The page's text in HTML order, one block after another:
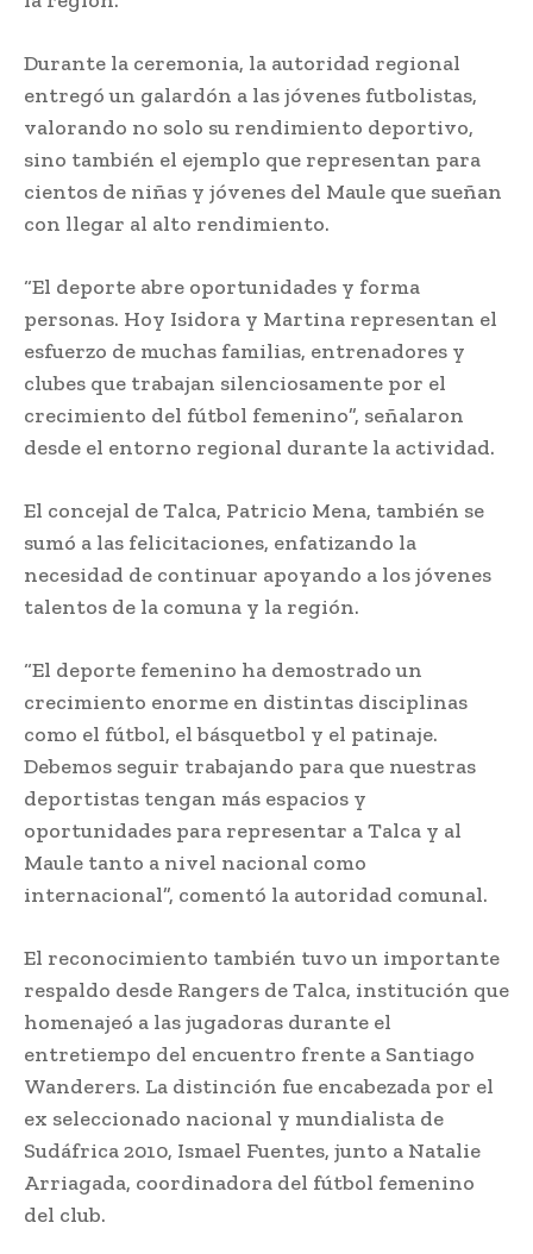
Durante la ceremonia, la autoridad regional
entregó un galardón a las jóvenes futbolistas,
valorando no solo su rendimiento deportivo,
sino también el ejemplo que representan para
cientos de niñas y jóvenes del Maule que sueñan
con llegar al alto rendimiento.
“El deporte abre oportunidades y forma
personas. Hoy Isidora y Martina representan el
esfuerzo de muchas familias, entrenadores y
clubes que trabajan silenciosamente por el
crecimiento del fútbol femenino”, señalaron
desde el entorno regional durante la actividad.
El concejal de Talca, Patricio Mena, también se
sumó a las felicitaciones, enfatizando la
necesidad de continuar apoyando a los jóvenes
talentos de la comuna y la región.
“El deporte femenino ha demostrado un
crecimiento enorme en distintas disciplinas
como el fútbol, el básquetbol y el patinaje.
Debemos seguir trabajando para que nuestras
deportistas tengan más espacios y
oportunidades para representar a Talca y al
Maule tanto a nivel nacional como
internacional”, comentó la autoridad comunal.
El reconocimiento también tuvo un importante
respaldo desde Rangers de Talca, institución que
homenajeó a las jugadoras durante el
entretiempo del encuentro frente a Santiago
Wanderers. La distinción fue encabezada por el
ex seleccionado nacional y mundialista de
Sudáfrica 2010, Ismael Fuentes, junto a Natalie
Arriagada, coordinadora del fútbol femenino
del club.